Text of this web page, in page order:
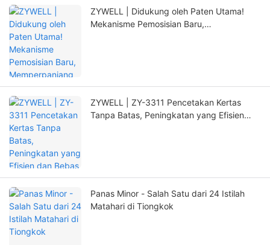
ZYWELL | Didukung oleh Paten Utama!
Mekanisme Pemosisian Baru,
ZYWELL | ZY-3311 Pencetakan Kertas
Tanpa Batas, Peningkatan yang Efisien
Panas Minor - Salah Satu dari 24 Istilah
Matahari di Tiongkok